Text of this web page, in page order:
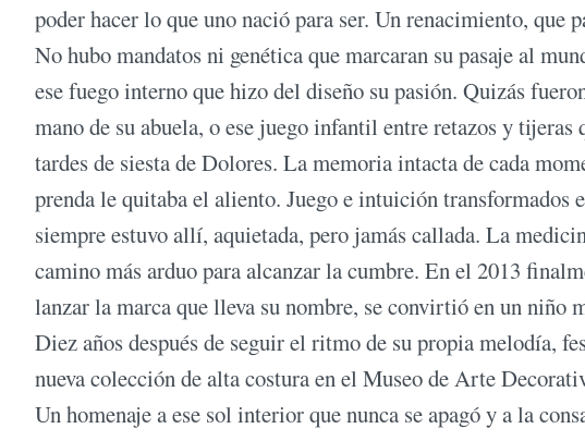
poder hacer lo que uno nació para ser. Un renacimiento, que
No hubo mandatos ni genética que marcaran su pasaje al
ese fuego interno que hizo del diseño su pasión. Quizás
mano de su abuela, o ese juego infantil entre retazos y
tardes de siesta de Dolores. La memoria intacta de cada
prenda le quitaba el aliento. Juego e intuición transformados
siempre estuvo allí, aquietada, pero jamás callada. La
camino más arduo para alcanzar la cumbre. En el 2013
lanzar la marca que lleva su nombre, se convirtió en un niño
Diez años después de seguir el ritmo de su propia melodía,
nueva colección de alta costura en el Museo de Arte
Un homenaje a ese sol interior que nunca se apagó y a la